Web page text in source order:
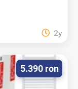
2y
5.390 ron